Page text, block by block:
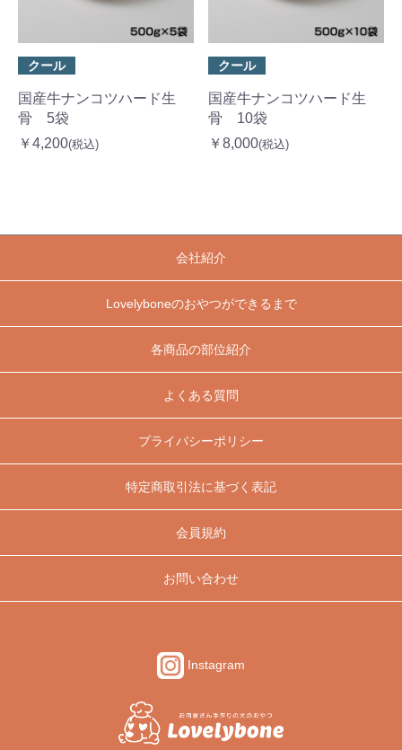
クール
国産牛ナンコツハード生
骨 5袋
￥4,200(税込)
クール
国産牛ナンコツハード生
骨 10袋
￥8,000(税込)
会社紹介
Lovelyboneのおやつができるまで
各商品の部位紹介
よくある質問
プライバシーポリシー
特定商取引法に基づく表記
会員規約
お問い合わせ
Instagram